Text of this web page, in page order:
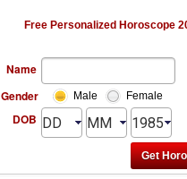
Free Personalized Horoscope
Name
Gender
Male Female
DOB